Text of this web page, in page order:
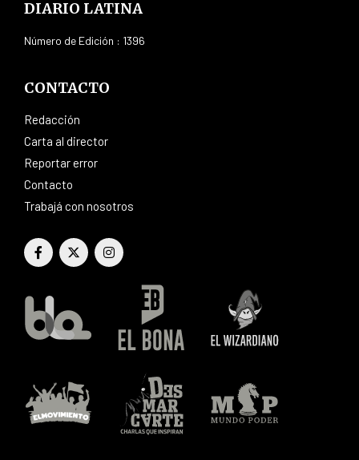
DIARIO LATINA
Número de Edición : 1396
CONTACTO
Redacción
Carta al director
Reportar error
Contacto
Trabajá con nosotros